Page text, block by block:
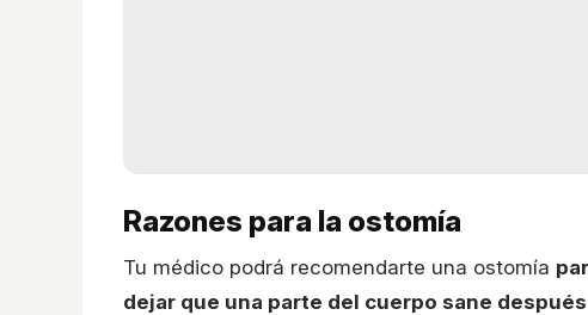
Razones para la ostomía
Tu médico podrá recomendarte una ostomía
dejar que una parte del cuerpo sane